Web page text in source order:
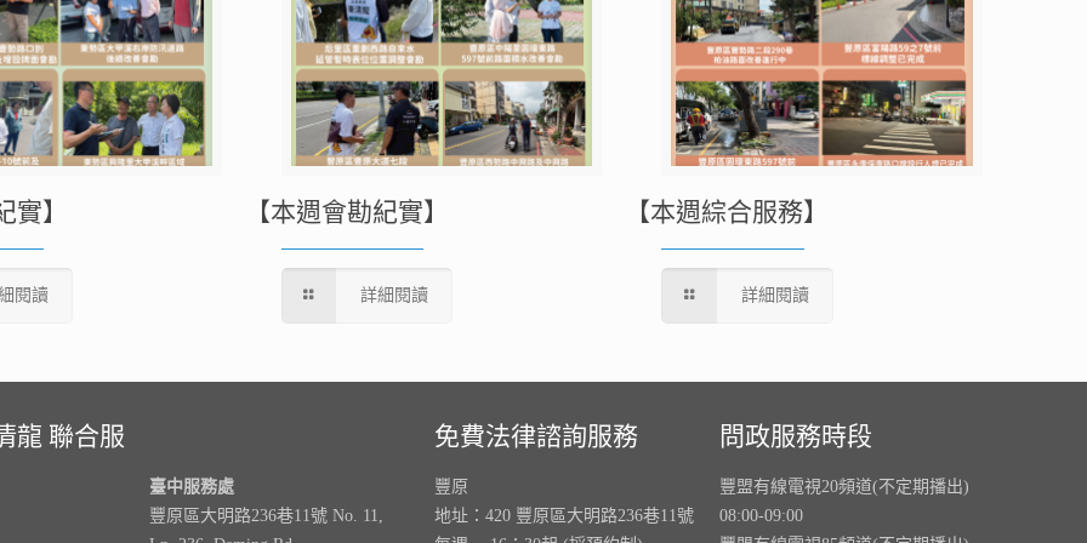
實】
閱讀
【本週會勘紀實】
詳細閱讀
【本週綜合服務】
詳細閱讀
龍 聯合服
臺中服務處
豐原區大明路236巷11號 No. 11,
免費法律諮詢服務
豐原
地址：420 豐原區大明路236巷11號
問政服務時段
豐盟有線電視20頻道(不定期播出)
08:00-09:00